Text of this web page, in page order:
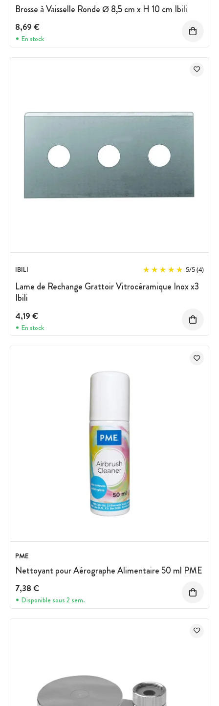
Brosse à Vaisselle Ronde Ø 8,5 cm x H 10 cm Ibili
8,69 €
En stock
IBILI 5/5(4)
Lame de Rechange Grattoir Vitrocéramique Inox x3
Ibili
4,19 €
En stock
PME
Nettoyant pour Aérographe Alimentaire 50 ml PME
7,38 €
Disponible sous 2 sem.